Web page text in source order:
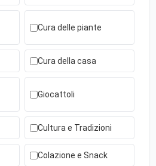
Cura delle piante
Cura della casa
Giocattoli
Cultura e Tradizioni
Colazione e Snack